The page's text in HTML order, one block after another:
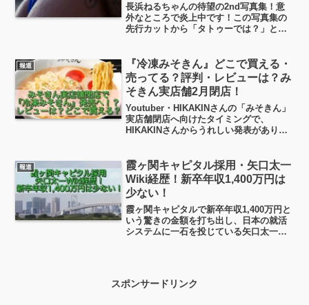
長浜ねるちゃんの待望の2nd写真集！意
外なところで炎上中です！この写真集の
先行カットから「タトゥーでは？」とフ
ぬと賛否両論！本物か？シールか？彫り
師出てこい！（笑）
報道
『冷凍みそきん』どこで買える・
売ってる？評判・レビューは？み
そきん実店舗2月閉店！
Youtuber・HIKAKINさんの「みそきん」
実店舗閉店へ向けたタイミングで、
HIKAKINさんからうれしい発表がありま
けで、今日はこの「冷凍みそきん」につ
いて、ちょっと見ていきたいと思いま
す！
報道
霞ヶ関キャピタル採用・矢口太一
Wiki経歴！新卒年収1,400万円は
少ない！
霞ヶ関キャピタルで新卒年収1,400万円と
いう驚きの金額を打ち出し、日本の就活
システムに一石を投じている矢口太一さ
について詳しくまとめました！
スポンサードリンク